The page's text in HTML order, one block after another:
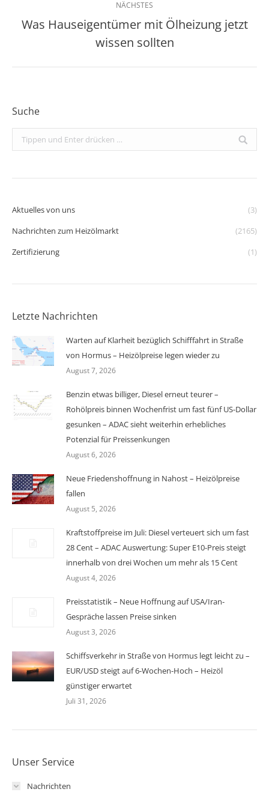
NÄCHSTES
Nächster
Beitrag:
Was Hauseigentümer mit Ölheizung jetzt
wissen sollten
Suche
Search:
Aktuelles von uns
(3)
Nachrichten zum Heizölmarkt
(2165)
Zertifizierung
(1)
Letzte Nachrichten
Warten auf Klarheit bezüglich Schifffahrt in Straße
von Hormus – Heizölpreise legen wieder zu
August 7, 2026
Benzin etwas billiger, Diesel erneut teurer –
Rohölpreis binnen Wochenfrist um fast fünf US-Dollar
gesunken – ADAC sieht weiterhin erhebliches
Potenzial für Preissenkungen
August 6, 2026
Neue Friedenshoffnung in Nahost – Heizölpreise
fallen
August 5, 2026
Kraftstoffpreise im Juli: Diesel verteuert sich um fast
28 Cent – ADAC Auswertung: Super E10-Preis steigt
innerhalb von drei Wochen um mehr als 15 Cent
August 4, 2026
Preisstatistik – Neue Hoffnung auf USA/Iran-
Gespräche lassen Preise sinken
August 3, 2026
Schiffsverkehr in Straße von Hormus legt leicht zu –
EUR/USD steigt auf 6-Wochen-Hoch – Heizöl
günstiger erwartet
Juli 31, 2026
Unser Service
Nachrichten